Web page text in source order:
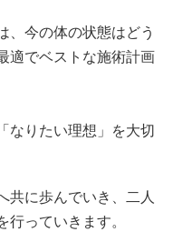
、今の体の状態はどう
適でベストな施術計画
なりたい理想」を大切
共に歩んでいき、二人
行っていきます。